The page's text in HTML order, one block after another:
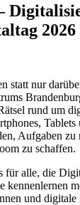
2026
statt nur
rund um
Tablets
Aufgaben zu
zu schaffen.
für alle, die
kennenlernen
und digitale